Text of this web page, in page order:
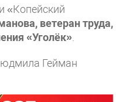
«Копейский
ветеран труда,
«Уголёк»
Гейман